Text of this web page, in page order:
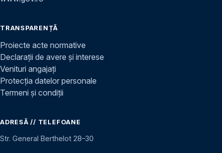
TRANSPARENȚĂ
Proiecte acte normative
Declarații de avere și interese
Venituri angajați
Protecția datelor personale
Termeni și condiții
ADRESĂ // TELEFOANE
Str. General Berthelot 28–30